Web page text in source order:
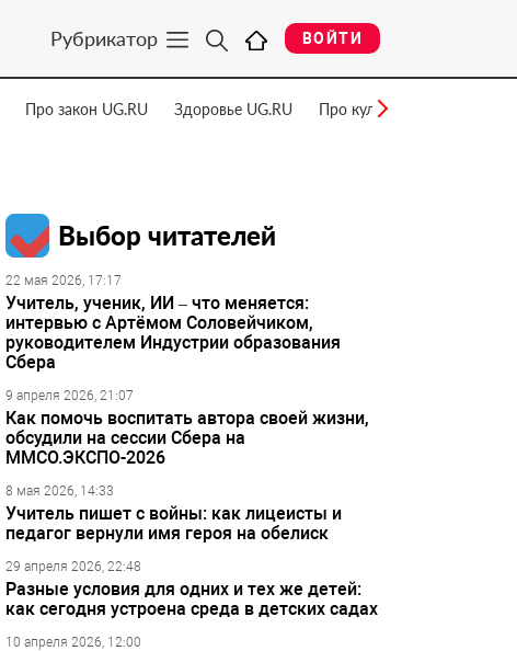
Рубрикатор ВОЙТИ
Про закон UG.RU Здоровье UG.RU Про культуру UG.RU
Выбор читателей
22 мая 2026, 17:17
Учитель, ученик, ИИ – что меняется:
интервью с Артёмом Соловейчиком,
руководителем Индустрии образования
Сбера
9 апреля 2026, 21:07
Как помочь воспитать автора своей жизни,
обсудили на сессии Сбера на
ММСО.ЭКСПО-2026
8 мая 2026, 14:33
Учитель пишет с войны: как лицеисты и
педагог вернули имя героя на обелиск
29 апреля 2026, 22:48
Разные условия для одних и тех же детей:
как сегодня устроена среда в детских садах
10 апреля 2026, 12:00